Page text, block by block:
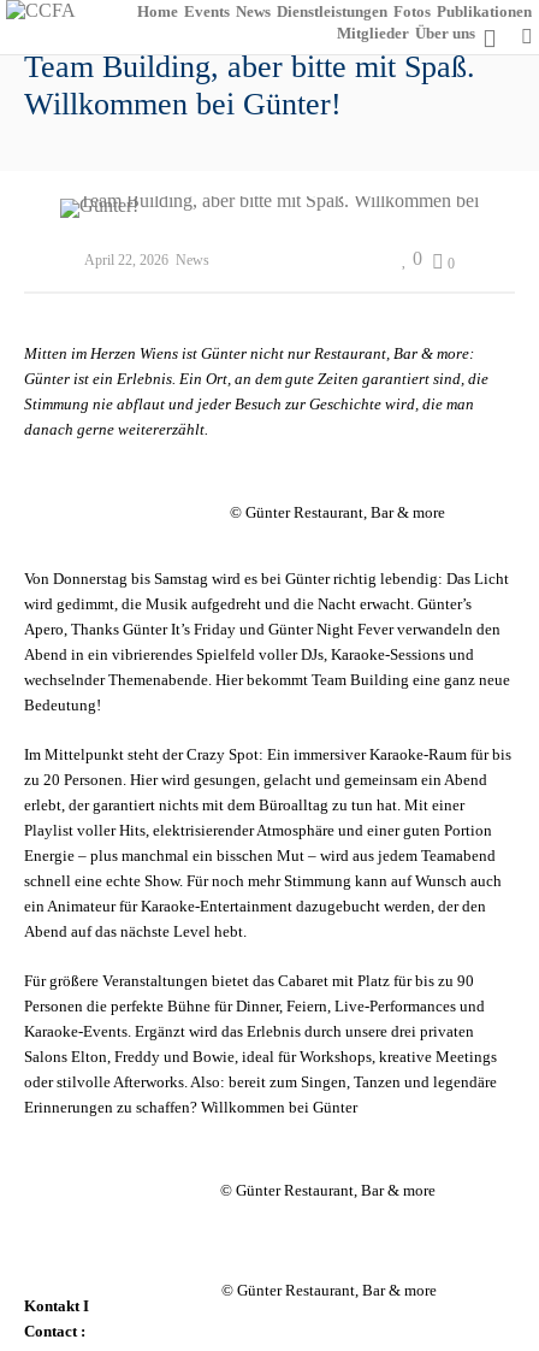
Home Events News Dienstleistungen Fotos Publikationen
Mitglieder Über uns
Team Building, aber bitte mit Spaß.
Willkommen bei Günter!
April 22, 2026 News 0
0
Mitten im Herzen Wiens ist Günter nicht nur Restaurant, Bar & more:
Günter ist ein Erlebnis. Ein Ort, an dem gute Zeiten garantiert sind, die
Stimmung nie abflaut und jeder Besuch zur Geschichte wird, die man
danach gerne weitererzählt.
© Günter Restaurant, Bar & more
Von Donnerstag bis Samstag wird es bei Günter richtig lebendig: Das Licht
wird gedimmt, die Musik aufgedreht und die Nacht erwacht. Günter’s
Apero, Thanks Günter It’s Friday und Günter Night Fever verwandeln den
Abend in ein vibrierendes Spielfeld voller DJs, Karaoke-Sessions und
wechselnder Themenabende. Hier bekommt Team Building eine ganz neue
Bedeutung!
Im Mittelpunkt steht der Crazy Spot: Ein immersiver Karaoke-Raum für bis
zu 20 Personen. Hier wird gesungen, gelacht und gemeinsam ein Abend
erlebt, der garantiert nichts mit dem Büroalltag zu tun hat. Mit einer
Playlist voller Hits, elektrisierender Atmosphäre und einer guten Portion
Energie – plus manchmal ein bisschen Mut – wird aus jedem Teamabend
schnell eine echte Show. Für noch mehr Stimmung kann auf Wunsch auch
ein Animateur für Karaoke-Entertainment dazugebucht werden, der den
Abend auf das nächste Level hebt.
Für größere Veranstaltungen bietet das Cabaret mit Platz für bis zu 90
Personen die perfekte Bühne für Dinner, Feiern, Live-Performances und
Karaoke-Events. Ergänzt wird das Erlebnis durch unsere drei privaten
Salons Elton, Freddy und Bowie, ideal für Workshops, kreative Meetings
oder stilvolle Afterworks. Also: bereit zum Singen, Tanzen und legendäre
Erinnerungen zu schaffen? Willkommen bei Günter
© Günter Restaurant, Bar & more
© Günter Restaurant, Bar & more
Kontakt I
Contact :